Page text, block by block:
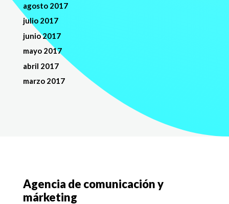
agosto 2017
julio 2017
junio 2017
mayo 2017
abril 2017
marzo 2017
Agencia de comunicación y
márketing